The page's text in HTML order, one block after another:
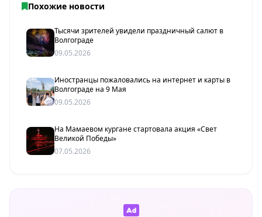
Похожие новости
Тысячи зрителей увидели праздничный салют в
Волгограде
09.05.2026
Иностранцы пожаловались на интернет и карты в
Волгограде на 9 Мая
09.05.2026
На Мамаевом кургане стартовала акция «Свет
Великой Победы»
07.05.2026